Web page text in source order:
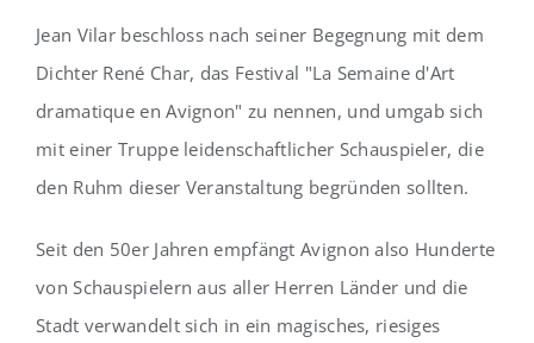
Jean Vilar beschloss nach seiner Begegnung mit dem
Dichter René Char, das Festival "La Semaine d'Art
dramatique en Avignon" zu nennen, und umgab sich
mit einer Truppe leidenschaftlicher Schauspieler, die
den Ruhm dieser Veranstaltung begründen sollten.
Seit den 50er Jahren empfängt Avignon also Hunderte
von Schauspielern aus aller Herren Länder und die
Stadt verwandelt sich in ein magisches, riesiges